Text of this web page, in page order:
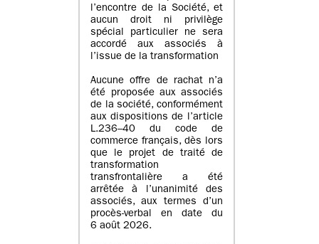
l’encontre de la Société, et
aucun droit ni privilège
spécial particulier ne sera
accordé aux associés à
l’issue de la transformation
Aucune offre de rachat n’a
été proposée aux associés
de la société, conformément
aux dispositions de l’article
L.236–40 du code de
commerce français, dès lors
que le projet de traité de
transformation
transfrontalière a été
arrêtée à l’unanimité des
associés, aux termes d’un
procès-verbal en date du
6 août 2026.